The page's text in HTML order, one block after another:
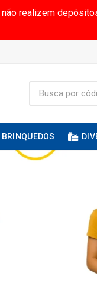
não realizem
BRINQUEDOS